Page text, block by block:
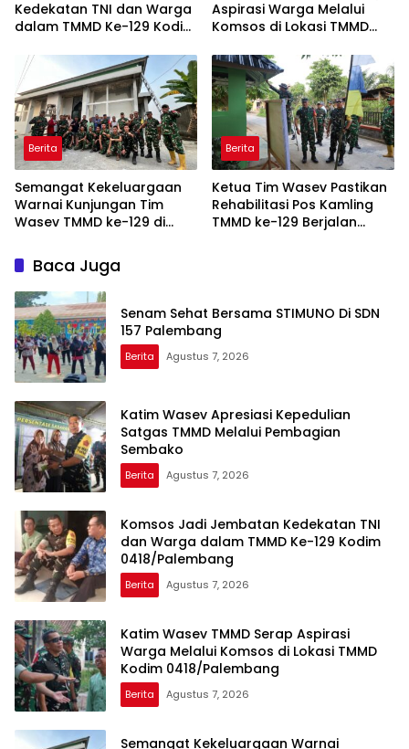
Kedekatan TNI dan Warga
dalam TMMD Ke-129 Kodim
Aspirasi Warga Melalui
Komsos di Lokasi TMMD
Berita
Semangat Kekeluargaan
Warnai Kunjungan Tim
Wasev TMMD ke-129 di
Berita
Ketua Tim Wasev Pastikan
Rehabilitasi Pos Kamling
TMMD ke-129 Berjalan
Baca Juga
Senam Sehat Bersama STIMUNO Di SDN
157 Palembang
Berita Agustus 7, 2026
Katim Wasev Apresiasi Kepedulian
Satgas TMMD Melalui Pembagian
Sembako
Berita Agustus 7, 2026
Komsos Jadi Jembatan Kedekatan TNI
dan Warga dalam TMMD Ke-129 Kodim
0418/Palembang
Berita Agustus 7, 2026
Katim Wasev TMMD Serap Aspirasi
Warga Melalui Komsos di Lokasi TMMD
Kodim 0418/Palembang
Berita Agustus 7, 2026
Semangat Kekeluargaan Warnai